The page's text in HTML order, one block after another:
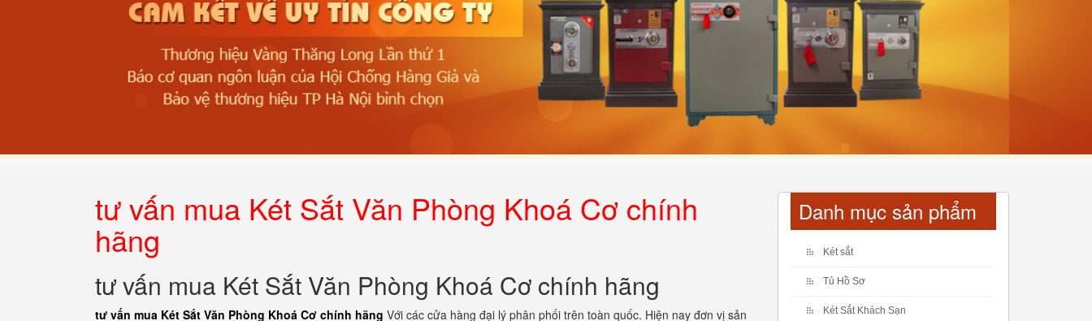
tư vấn mua Két Sắt Văn Phòng Khoá Cơ chính
hãng
tư vấn mua Két Sắt Văn Phòng Khoá Cơ chính hãng
tư vấn mua Két Sắt Văn Phòng Khoá Cơ chính hãng Với các cửa hàng đại lý phân phối trên toàn quốc. Hiện nay đơn vị sản
Danh mục sản phẩm
Két sắt
Tủ Hồ Sơ
Két Sắt Khách Sạn